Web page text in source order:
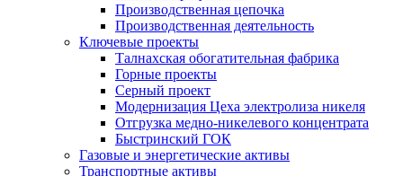
Производственная цепочка
Производственная деятельность
Ключевые проекты
Талнахская обогатительная фабрика
Горные проекты
Серный проект
Модернизация Цеха электролиза никеля
Отгрузка медно-никелевого концентрата
Быстринский ГОК
Газовые и энергетические активы
Транспортные активы